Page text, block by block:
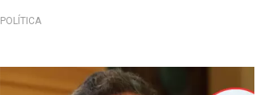
POLÍTICA
Cuestiona al Gobierno